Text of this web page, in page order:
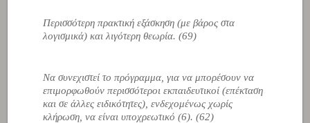
Περισσότερη πρακτική εξάσκηση (με βάρος στα
λογισμικά) και λιγότερη θεωρία. (69)
Να συνεχιστεί το πρόγραμμα, για να μπορέσουν να
επιμορφωθούν περισσότεροι εκπαιδευτικοί (επέκταση
και σε άλλες ειδικότητες), ενδεχομένως χωρίς
κλήρωση, να είναι υποχρεωτικό (6). (62)